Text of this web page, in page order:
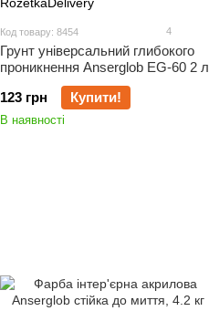
Код товару: 8454 4
Грунт універсальний глибокого
проникнення Anserglob EG-60 2 л
123 грн
Купити!
В наявності